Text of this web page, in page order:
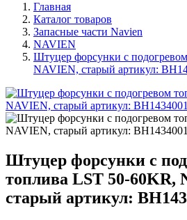
Главная
Каталог товаров
Запасные части Navien
NAVIEN
Штуцер форсунки с
NAVIEN, старый артикул:
Штуцер форсунки с
топлива LST 50-60KR,
старый артикул: